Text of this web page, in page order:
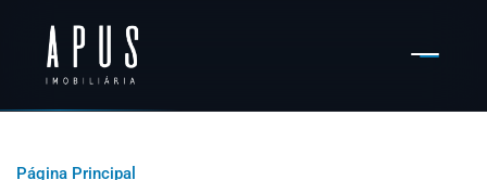
Página Principal